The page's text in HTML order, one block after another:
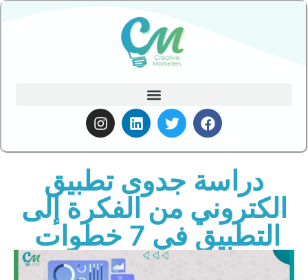
دراسة جدوى تطبيق
الكتروني من الفكرة إلى
التطبيق في 7 خطوات